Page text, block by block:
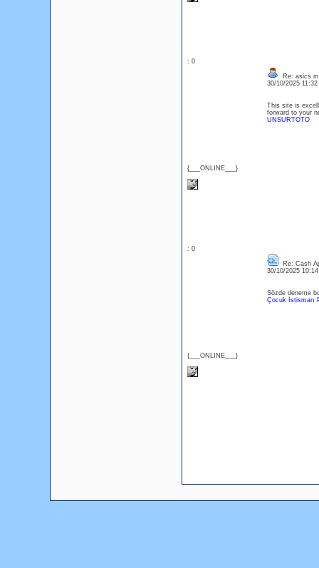
: 0
{___ONLINE___}
Re: asics
30/10/2025
This site is
forward to your
UNSURTOTO
: 0
{___ONLINE___}
Re: Cash
30/10/2025
Sözde deneme
Çocuk İstismarı